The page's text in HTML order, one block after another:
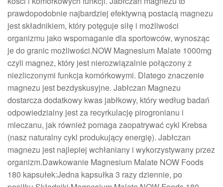
prawdopodobnie najbardziej efektywną postacią magnezu
jest składnikiem, który potęguje siłę i możliwości
organizmu jako wspomaganie dla sportowców, wynosząc
je do granic możliwości.NOW Magnesium Malate 1000mg
czyli magnez, który jest nierozwiązalnie połączony z
niezliczonymi funkcja komórkowymi. Dlatego znaczenie
magnezu jest bezdyskusyjne. Jabłczan Magnezu
dostarcza dodatkowy kwas jabłkowy, który według badań
odpowiedzialny jest za recyrkulację pirogronianu i
mleczanu, jak również pomaga zaopatrywać cykl Krebsa
(nasz naturalny cykl produkujący energię). Jabłczan
magnezu jest najlepiej wchłaniany i wykorzystywany przez
organizm.Dawkowanie Magnesium Malate NOW Foods
180 kapsułek:Jedna kapsułka 3 razy dziennie, po